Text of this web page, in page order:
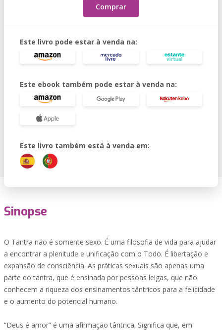
Comprar
Este livro pode estar à venda na:
Este ebook também pode estar à venda na:
Este livro também está à venda em:
Sinopse
O Tantra não é somente sexo. É uma filosofia de vida para ajudar
a encontrar a plenitude e unificação com o Todo. É libertação e
expansão de consciência. As práticas sexuais são apenas uma
parte do tantra, que é ensinada por pessoas leigas, que não
conhecem a riqueza dos ensinamentos tântricos para a felicidade
e o aumento do potencial humano.
“Deus é amor” é uma afirmação tântrica. Significa que, em